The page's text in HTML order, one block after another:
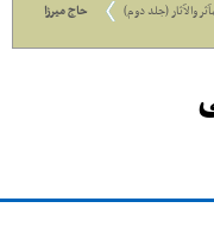
والآثار (جلد دوم)
حاج میرزا